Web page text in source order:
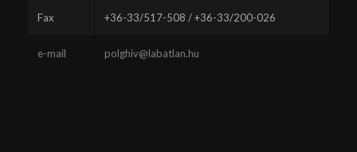
Fax +36-33/517-508 / +36-33/200-026
e-mail polghiv@labatlan.hu